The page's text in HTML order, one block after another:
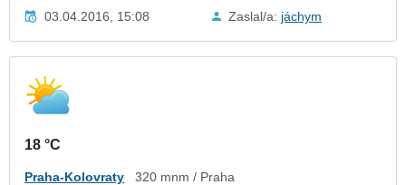
03.04.2016, 15:08 Zaslal/a: jáchym
18 °C
Praha-Kolovraty 320 mnm / Praha